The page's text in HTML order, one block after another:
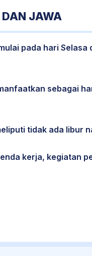
DAN JAWA
pada hari Selasa
sebagai
tidak ada libur
kerja, kegiatan